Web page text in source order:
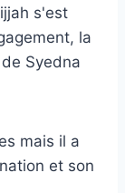
s'est
la
Syedna
mais il a
et son